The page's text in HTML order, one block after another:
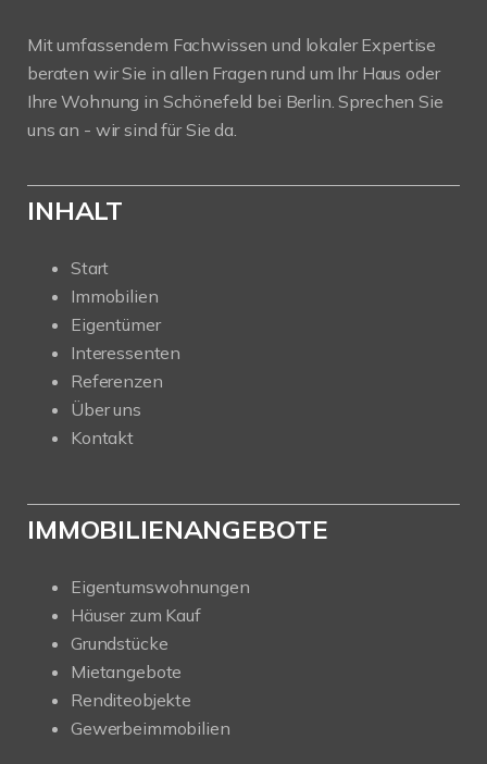
Mit umfassendem Fachwissen und lokaler Expertise
beraten wir Sie in allen Fragen rund um Ihr Haus oder
Ihre Wohnung in Schönefeld bei Berlin. Sprechen Sie
uns an - wir sind für Sie da.
INHALT
Start
Immobilien
Eigentümer
Interessenten
Referenzen
Über uns
Kontakt
IMMOBILIENANGEBOTE
Eigentumswohnungen
Häuser zum Kauf
Grundstücke
Mietangebote
Renditeobjekte
Gewerbeimmobilien